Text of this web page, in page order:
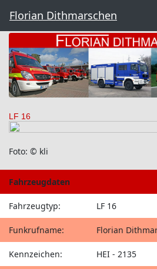
Florian Dithmarschen
LF 16
Foto: © kli
Fahrzeugdaten
Fahrzeugtyp: LF 16
Funkrufname: Florian
Kennzeichen: HEI - 2135